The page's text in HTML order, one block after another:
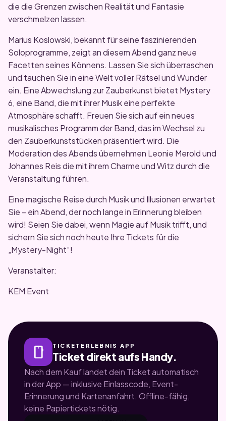
die die Grenzen zwischen Realität und Fantasie
verschmelzen lassen.
Marius Koslowski, bekannt für seine faszinierenden
Soloprogramme, zeigt an diesem Abend ganz neue
Facetten seines Könnens. Lassen Sie sich überraschen
und tauchen Sie in eine Welt voller Rätsel und Wunder
ein. Eine Abwechslung zur Zauberkunst bietet Mystery
6, eine Band, die mit ihrer Musik eine perfekte
Atmosphäre schafft. Freuen Sie sich auf ein neues
musikalisches Programm der Band, das im Wechsel zu
den Zauberkunststücken präsentiert wird. Die
Moderation des Abends übernehmen Leonie Merold und
Johannes Reis die mit ihrem Charme und Witz durch die
Veranstaltung führen.
Eine magische Reise durch Musik und Illusionen erwartet
Sie – ein Abend, der noch lange in Erinnerung bleiben
wird! Seien Sie dabei, wenn Magie auf Musik trifft, und
sichern Sie sich noch heute Ihre Tickets für die
„Mystery-Night“!
Veranstalter:
KEM Event
smartphone TICKETERLEBNIS APP
Ticket direkt aufs Handy.
Nach dem Kauf landet dein Ticket automatisch
in der App — inklusive Einlasscode, Event-
Erinnerung und Kartenanfahrt. Offline-fähig,
keine Papiertickets nötig.